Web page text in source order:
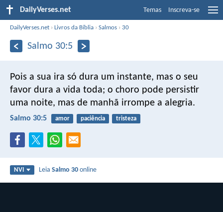
DailyVerses.net Temas Inscreva-se
DailyVerses.net ›Livros da Bíblia ›Salmos ›30
Salmo 30:5
Pois a sua ira só dura um instante, mas o seu
favor dura a vida toda; o choro pode persistir
uma noite, mas de manhã irrompe a alegria.
Salmo 30:5 amor paciência tristeza
NVI LeiaSalmo 30 online